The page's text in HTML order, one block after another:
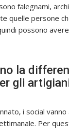
falegnami,
quelle persone
possono
la
gli
i social
Per